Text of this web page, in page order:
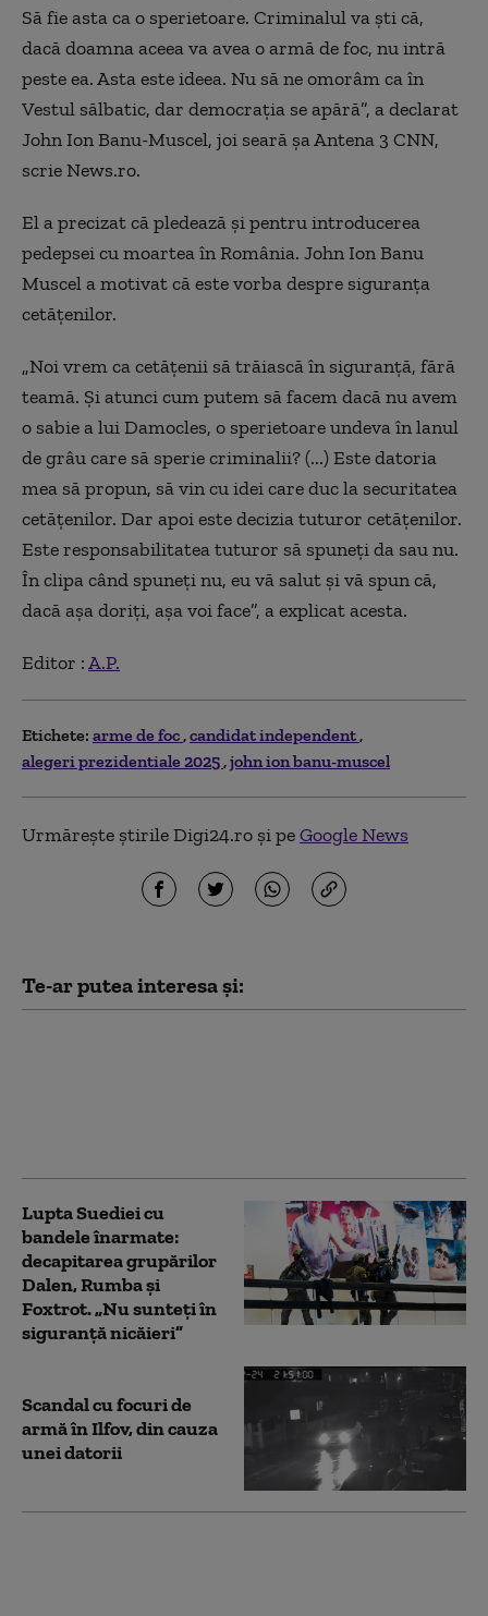
Să fie asta ca o sperietoare. Criminalul va şti că,
dacă doamna aceea va avea o armă de foc, nu intră
peste ea. Asta este ideea. Nu să ne omorâm ca în
Vestul sălbatic, dar democraţia se apără”, a declarat
John Ion Banu-Muscel, joi seară șa Antena 3 CNN,
scrie News.ro.
El a precizat că pledează şi pentru introducerea
pedepsei cu moartea în România. John Ion Banu
Muscel a motivat că este vorba despre siguranţa
cetăţenilor.
„Noi vrem ca cetăţenii să trăiască în siguranţă, fără
teamă. Şi atunci cum putem să facem dacă nu avem
o sabie a lui Damocles, o sperietoare undeva în lanul
de grâu care să sperie criminalii? (...) Este datoria
mea să propun, să vin cu idei care duc la securitatea
cetăţenilor. Dar apoi este decizia tuturor cetăţenilor.
Este responsabilitatea tuturor să spuneţi da sau nu.
În clipa când spuneţi nu, eu vă salut şi vă spun că,
dacă aşa doriţi, aşa voi face”, a explicat acesta.
Editor :A.P.
Etichete: arme de foc candidat independent
alegeri prezidentiale 2025 john ion banu-muscel
Urmărește știrile Digi24.ro și peGoogle News
Te-ar putea interesa și:
Lupta Suediei cu
bandele înarmate:
decapitarea grupărilor
Dalen, Rumba și
Foxtrot. „Nu sunteți în
siguranță nicăieri”
Scandal cu focuri de
armă în Ilfov, din cauza
unei datorii